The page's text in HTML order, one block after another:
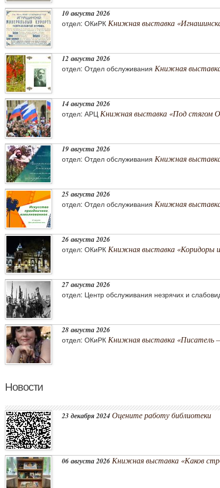
10 августа 2026
отдел: ОКиРК Книжная выставка
12 августа 2026
отдел: Отдел обслуживания Книжная
14 августа 2026
отдел: АРЦ Книжная выставка «Под стягом
19 августа 2026
отдел: Отдел обслуживания Книжная
25 августа 2026
отдел: Отдел обслуживания Книжная
26 августа 2026
отдел: ОКиРК Книжная выставка «Коридоры
27 августа 2026
отдел: Центр обслуживания незрячих и
28 августа 2026
отдел: ОКиРК Книжная выставка «Писатель
Новости
23 декабря 2024 Оцените работу библиотеки
06 августа 2026 Книжная выставка «Каков